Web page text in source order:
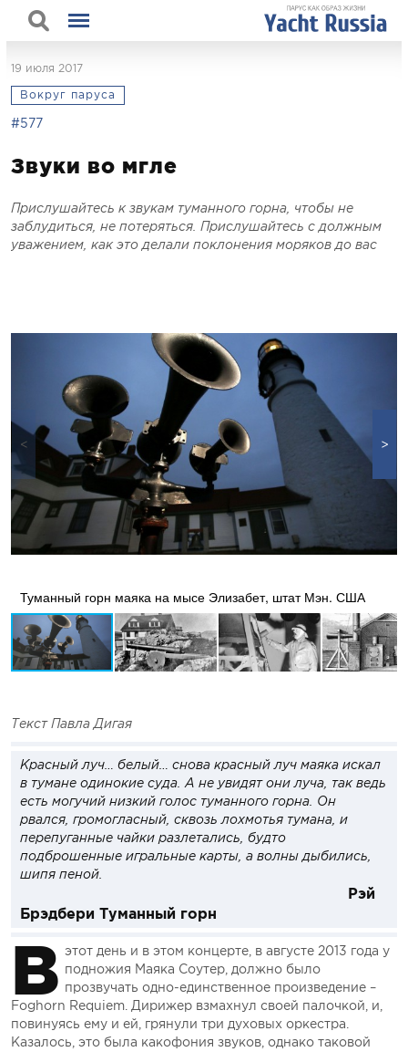
19 июля 2017
Вокруг паруса
#577
Звуки во мгле
Прислушайтесь к звукам туманного горна, чтобы не
заблудиться, не потеряться. Прислушайтесь с должным
уважением, как это делали поклонения моряков до вас
Туманный горн маяка на мысе Элизабет, штат Мэн. США
Текст Павла Дигая
Красный луч… белый… снова красный луч маяка искал
в тумане одинокие суда. А не увидят они луча, так ведь
есть могучий низкий голос туманного горна. Он
рвался, громогласный, сквозь лохмотья тумана, и
перепуганные чайки разлетались, будто
подброшенные игральные карты, а волны дыбились,
шипя пеной.
Рэй
Брэдбери Туманный горн
В этот день и в этом концерте, в августе 2013 года у
подножия Маяка Соутер, должно было
прозвучать одно-единственное произведение –
Foghorn Requiem. Дирижер взмахнул своей палочкой, и,
повинуясь ему и ей, грянули три духовых оркестра.
Казалось, это была какофония звуков, однако таковой